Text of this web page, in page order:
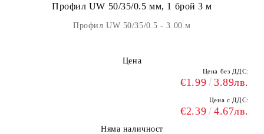
Профил UW 50/35/0.5 мм, 1 брой 3 м
Профил UW 50/35/0.5 - 3.00 м
Цена
Цена без ДДС:
€1.99 3.89лв.
Цена с ДДС:
€2.39 4.67лв.
Няма наличност